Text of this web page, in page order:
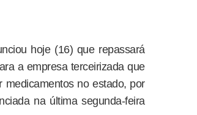
hoje (16) que repassará
a empresa terceirizada que
medicamentos no estado, por
na última segunda-feira